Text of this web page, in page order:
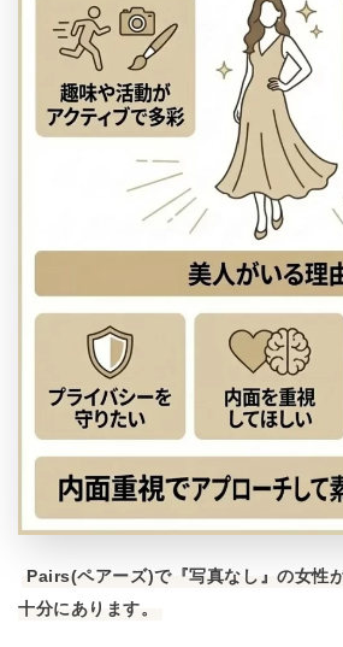
Pairs(ペアーズ)で『写真なし』の女性
十分にあります。